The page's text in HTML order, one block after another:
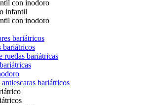
bariátricos
bariátricos
ruedas bariátricas
bariátricos